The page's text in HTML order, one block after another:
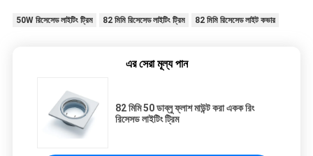
50W রিসেসেড লাইটিং ট্রিম 82 মিমি রিসেসেড লাইটিং ট্রিম 82 মিমি রিসেসেড লাইট কভার
এর সেরা মূল্য পান
82 মিমি 50 ডাব্লু ফ্লাশ মাউন্ট করা একক রিং
রিসেসড লাইটিং ট্রিম